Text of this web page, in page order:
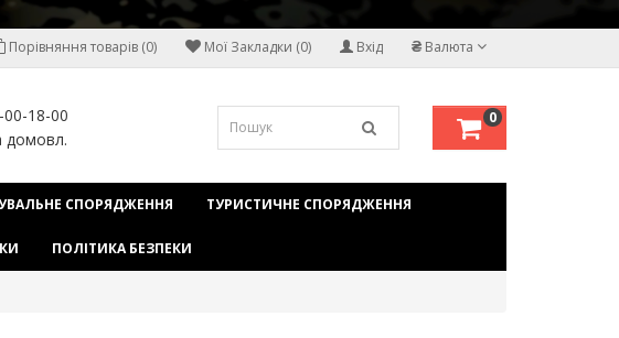
₴ Валюта
Вхід
Мої Закладки (0)
Порівняння товарів (0)
18-00
домовл.
0
СПОРЯДЖЕННЯ ТУРИСТИЧНЕ СПОРЯДЖЕННЯ
ПОЛІТИКА БЕЗПЕКИ